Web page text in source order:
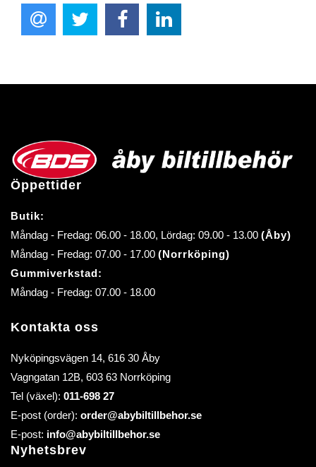
Öppettider
Butik:
Måndag - Fredag: 06.00 - 18.00, Lördag: 09.00 - 13.00 (Åby)
Måndag - Fredag: 07.00 - 17.00 (Norrköping)
Gummiverkstad:
Måndag - Fredag: 07.00 - 18.00
Kontakta oss
Nyköpingsvägen 14, 616 30 Åby
Vagngatan 12B, 603 63 Norrköping
Tel (växel): 011-698 27
E-post (order): order@abybiltillbehor.se
E-post: info@abybiltillbehor.se
Nyhetsbrev